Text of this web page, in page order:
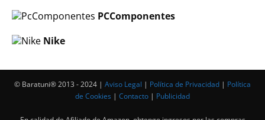
PCComponentes
Nike
© Baratuni®‎ 2013 - 2024 | Aviso Legal | Política de Privacidad | Política
de Cookies | Contacto | Publicidad